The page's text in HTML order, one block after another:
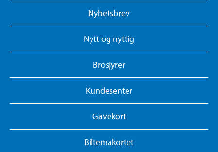
Nyhetsbrev
Nytt og nyttig
Brosjyrer
Kundesenter
Gavekort
Biltemakortet